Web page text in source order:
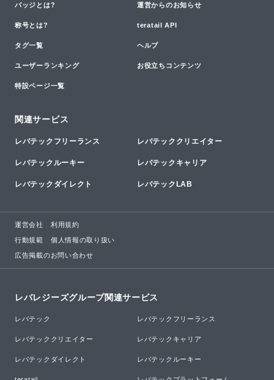
バッジとは? 運営からのお知らせ
称号とは? teratail API
タグ一覧 ヘルプ
ユーザーランキング お役立ちコンテンツ
特設ページ一覧
関連サービス
レバテックフリーランス レバテッククリエイター
レバテックルーキー レバテックキャリア
レバテックダイレクト レバテックLAB
運営会社 利用規約
行動規範 個人情報の取り扱い
広告掲載のお問い合わせ
レバレジーズグループ関連サービス
レバテック レバテックフリーランス
レバテッククリエイター レバテックキャリア
レバテックダイレクト レバテックルーキー